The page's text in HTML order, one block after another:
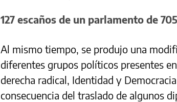
127 escaños de un parlamento de 705
Al mismo tiempo, se produjo una
diferentes grupos políticos presentes
derecha radical, Identidad y
consecuencia del traslado de algunos